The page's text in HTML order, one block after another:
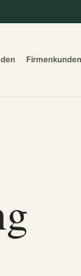
Firmenkunden